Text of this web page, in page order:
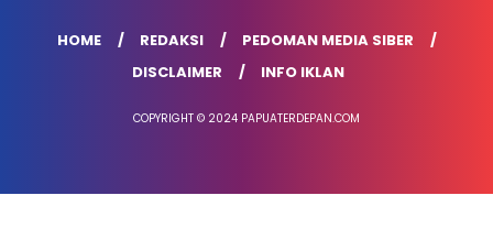
HOME REDAKSI
PEDOMAN MEDIA SIBER
DISCLAIMER
INFO IKLAN
COPYRIGHT © 2024 PAPUATERDEPAN.COM